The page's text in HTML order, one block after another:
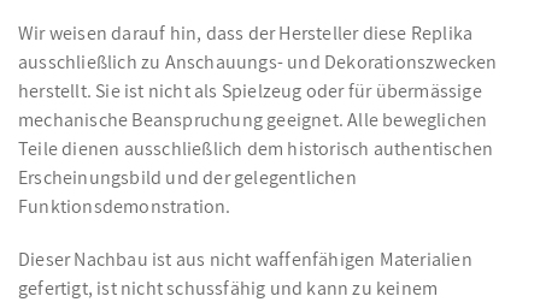
Wir weisen darauf hin, dass der Hersteller diese Replika
ausschließlich zu Anschauungs- und Dekorationszwecken
herstellt. Sie ist nicht als Spielzeug oder für übermässige
mechanische Beanspruchung geeignet. Alle beweglichen
Teile dienen ausschließlich dem historisch authentischen
Erscheinungsbild und der gelegentlichen
Funktionsdemonstration.
Dieser Nachbau ist aus nicht waffenfähigen Materialien
gefertigt, ist nicht schussfähig und kann zu keinem